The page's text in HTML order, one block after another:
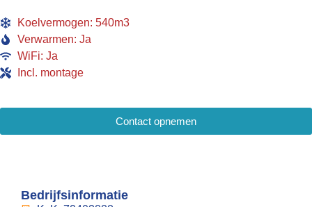
Koelvermogen: 540m3
Verwarmen: Ja
WiFi: Ja
Incl. montage
Contact opnemen
Bedrijfsinformatie